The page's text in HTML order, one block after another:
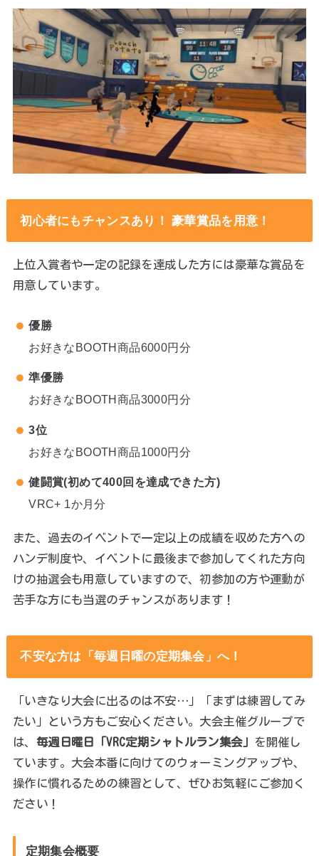
初心者にもチャンスあり！ 豪華賞品を用意！
上位入賞者や一定の記録を達成した方には豪華な賞品を
用意しています。
優勝
お好きなBOOTH商品6000円分
準優勝
お好きなBOOTH商品3000円分
3位
お好きなBOOTH商品1000円分
健闘賞(初めて400回を達成できた方)
VRC+ 1か月分
また、過去のイベントで一定以上の成績を収めた方への
ハンデ制度や、イベントに最後まで参加してくれた方向
けの抽選会も用意していますので、初参加の方や運動が
苦手な方にも当選のチャンスがあります！
不安な方は「毎週日曜の定期集会」へ！
「いきなり大会に出るのは不安…」「まずは練習してみ
たい」という方もご安心ください。大会主催グループで
は、 毎週日曜日「VRC定期シャトルラン集会」
を開催し
ています。大会本番に向けてのウォーミングアップや、
操作に慣れるための練習として、ぜひお気軽にご参加く
ださい！
定期集会概要